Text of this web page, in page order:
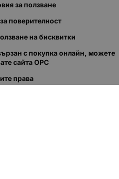
за ползване
поверителност
на бисквитки
с покупка онлайн, можете
сайта ОРС
права